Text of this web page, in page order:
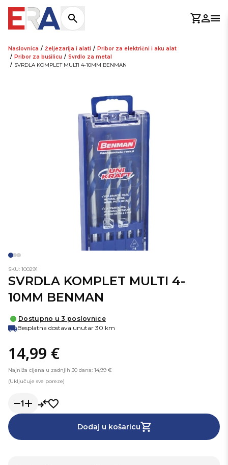
Košarica
Naslovnica / Željezarija i alati / Pribor za električni i aku alat
/ Pribor za bušilicu / Svrdlo za metal
/ SVRDLA KOMPLET MULTI 4-10MM BENMAN
SKU: 100291
SVRDLA KOMPLET MULTI 4-
10MM BENMAN
Dostupno u 3 poslovnice
Besplatna dostava unutar 30 km
14,99 €
Najniža cijena u zadnjih 30 dana: 14,99 €
(Uključuje sve poreze)
1
Dodaj u košaricu